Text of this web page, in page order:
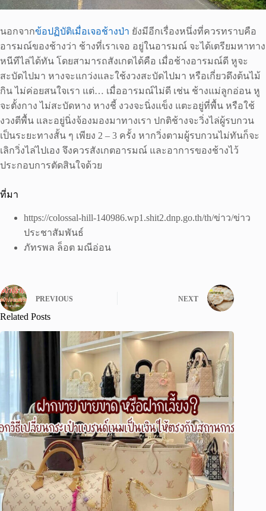
นอกจากข้อปฏิบัติเมื่อเจอช้างป่า ยังมีอีกเรื่องหนึ่งที่ควรทราบคือ
อารมณ์ของช้างว่า ช้างที่เราเจอ อยู่ในอารมณ์ จะได้เตรียมหาทาง
หนีทีไล่ได้ทัน โดยสามารถสังเกตได้คือ เมื่อช้างอารมณ์ดี หูจะ
สะบัดไปมา หางจะแกว่งและใช้งวงสะบัดไปมา หรือเกี่ยวดึงต้นไม้
กิน ไม่ค่อยสนใจเรา แต่… เมื่ออารมณ์ไม่ดี เช่น ช้างแม่ลูกอ่อน หู
จะตั้งกาง ไม่สะบัดหาง หางชี้ งวงจะนิ่งแข็ง แตะอยู่ที่พื้น หรือใช้
งวงตีพื้น และอยู่นิ่งจ้องมองมาทางเรา ปกติช้างจะวิ่งไล่ผู้รบกวน
เป็นระยะทางสั้น ๆ เพียง 2 – 3 ครั้ง หากวิ่งตามผู้รบกวนไม่ทันก็จะ
เลิกวิ่งไล่ไปเอง จึงควรสังเกตอารมณ์ และอาการของช้างไว้
ประกอบการตัดสินใจด้วย
ที่มา
https://colossal-hill-140986.wp1.shit2.dnp.go.th/th/ข่าว/ข่าว
ประชาสัมพันธ์
ภัทรพล ล็อต มณีอ่อน
PREVIOUS NEXT
Related Posts